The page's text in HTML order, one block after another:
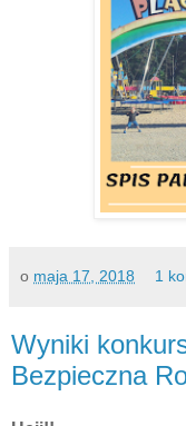
o maja 17, 2018 1
Wyniki
Bezpieczna